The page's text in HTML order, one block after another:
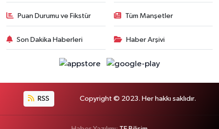
Puan Durumu ve Fikstür Tüm Manşetler
Son Dakika Haberleri Haber Arşivi
RSS Copyright © 2023. Her hakkı saklıdır.